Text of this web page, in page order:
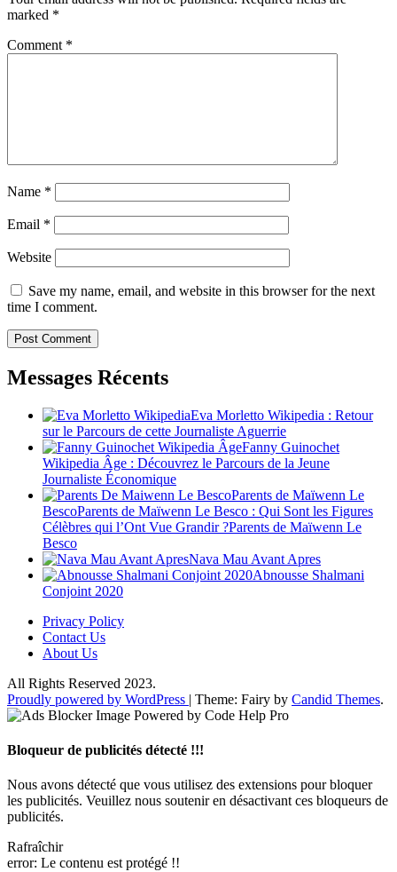
marked *
Comment *
Name *
Email *
Website
Save my name, email, and website in this browser for the next
time I comment.
Messages Récents
Eva Morletto Wikipedia : Retour
sur le Parcours de cette Journaliste Aguerrie
Fanny Guinochet
Wikipedia Âge : Découvrez le Parcours de la Jeune
Journaliste Économique
Parents de Maïwenn Le
BescoParents de Maïwenn Le Besco : Qui Sont les Figures
Célèbres qui l’Ont Vue Grandir ?Parents de Maïwenn Le
Besco
Nava Mau Avant Apres
Abnousse Shalmani
Conjoint 2020
Privacy Policy
Contact Us
About Us
All Rights Reserved 2023.
Proudly powered by WordPress | Theme: Fairy by Candid Themes.
Bloqueur de publicités détecté !!!
Nous avons détecté que vous utilisez des extensions pour bloquer
les publicités. Veuillez nous soutenir en désactivant ces bloqueurs de
publicités.
Rafraîchir
error: Le contenu est protégé !!